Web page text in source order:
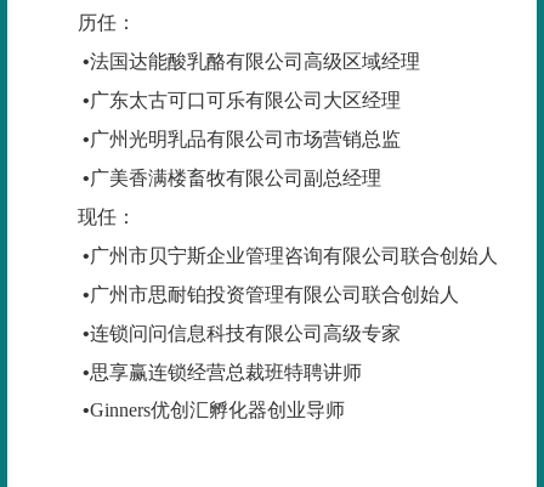
历任：
•法国达能酸乳酪有限公司高级区域经理
•广东太古可口可乐有限公司大区经理
•广州光明乳品有限公司市场营销总监
•广美香满楼畜牧有限公司副总经理
现任：
•广州市贝宁斯企业管理咨询有限公司联合创始人
•广州市思耐铂投资管理有限公司联合创始人
•连锁问问信息科技有限公司高级专家
•思享赢连锁经营总裁班特聘讲师
•Ginners优创汇孵化器创业导师